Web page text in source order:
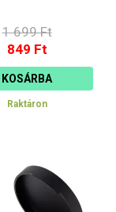
1 699 Ft
849 Ft
KOSÁRBA
Raktáron